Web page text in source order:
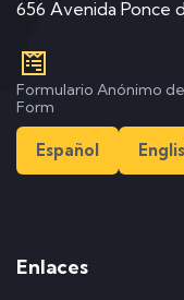
656 Avenida Ponce
Formulario Anónimo
Form
Español
Enlaces